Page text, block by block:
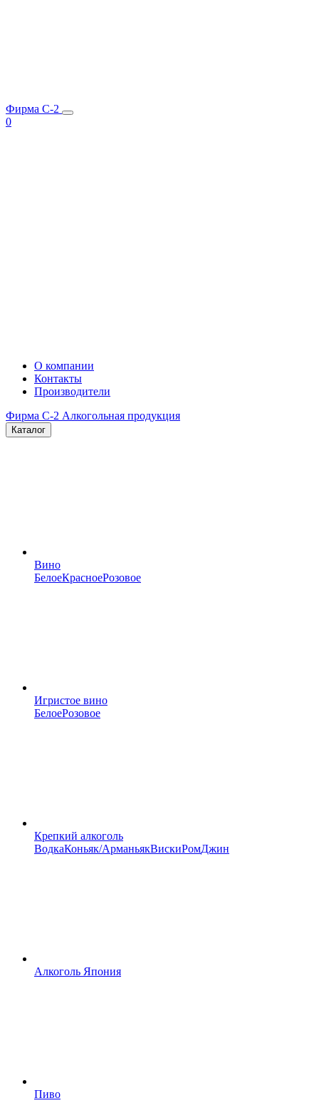
Фирма C-2
0
О компании
Контакты
Производители
Фирма C-2 Алкогольная продукция
Каталог
Вино
БелоеКрасноеРозовое
Игристое вино
БелоеРозовое
Крепкий алкоголь
ВодкаКоньяк/АрманьякВискиРомДжин
Алкоголь Япония
Пиво